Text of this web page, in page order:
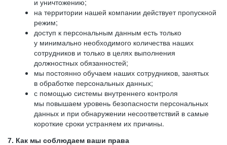
и уничтожению;
на территории нашей компании действует пропускной
режим;
доступ к персональным данным есть только
у минимально необходимого количества наших
сотрудников и только в целях выполнения
должностных обязанностей;
мы постоянно обучаем наших сотрудников, занятых
в обработке персональных данных;
с помощью системы внутреннего контроля
мы повышаем уровень безопасности персональных
данных и при обнаружении несоответствий в самые
короткие сроки устраняем их причины.
7. Как мы соблюдаем ваши права